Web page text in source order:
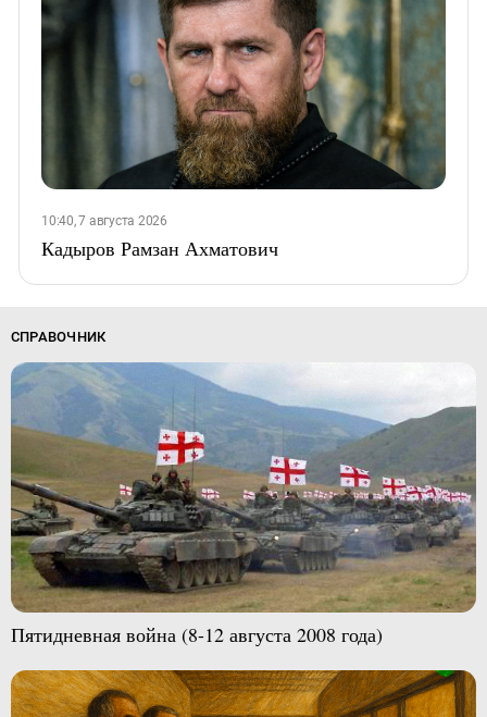
10:40, 7 августа 2026
Кадыров Рамзан Ахматович
СПРАВОЧНИК
Пятидневная война (8-12 августа 2008 года)